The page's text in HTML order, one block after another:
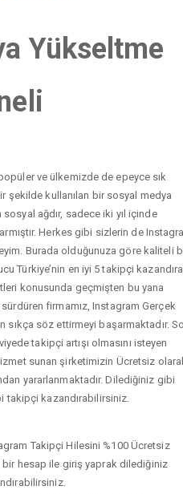
Yükseltme
ve ülkemizde de epeyce sık
şekilde kullanılan bir sosyal medya
ağdır, sadece iki yıl içinde
Herkes gibi sizlerin de
Burada olduğunuza göre kaliteli
Türkiye’nin en iyi 5 takipçi
konusunda geçmişten bu yana
firmamız, Instagram Gerçek
sıkça söz ettirmeyi başarmaktadır.
takipçi artışı olmasını isteyen
sunan şirketimizin Ücretsiz
yararlanmaktadır. Dilediğiniz gibi
takipçi kazandırabilirsiniz.
Takipçi Hilesini %100 Ücretsiz
hesap ile giriş yaprak dilediğiniz